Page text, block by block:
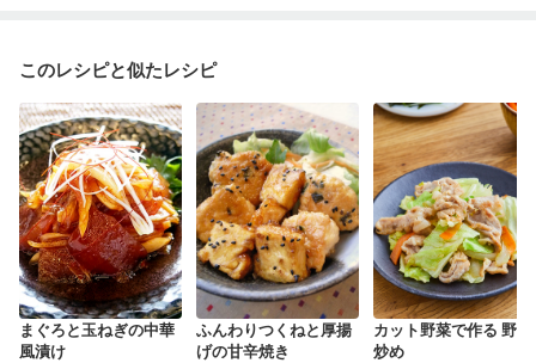
このレシピと似たレシピ
まぐろと玉ねぎの中華
風漬け
ふんわりつくねと厚揚
げの甘辛焼き
カット野菜で作る 野菜
炒め